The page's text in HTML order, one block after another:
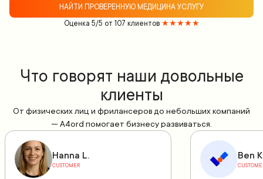
НАЙТИ ПРОВЕРЕННУЮ МЕДИЦИНА УСЛУГУ
Оценка 5/5 от 107 клиентов ★★★★★
Что говорят наши довольные
клиенты
От физических лиц и фрилансеров до небольших компаний
— A4ord помогает бизнесу развиваться.
Hanna L.
CUSTOMER
Ben